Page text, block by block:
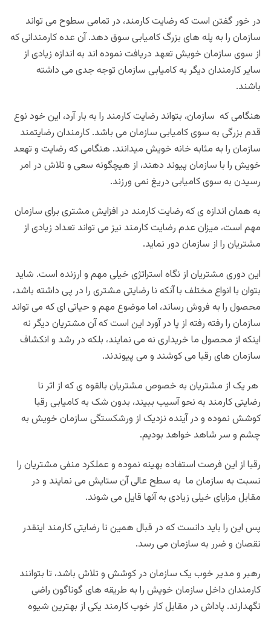
در خور گفتن است که رضایت کارمند، در تمامی سطوح می تواند
سازمان را به پله های بزرگ کامیابی سوق دهد. آن عده کارمندانی که
از سوی سازمان خویش تعهد دریافت نموده اند به اندازه زیادی از
سایر کارمندان دیگر به کامیابی سازمان توجه جدی می داشته
باشند.
هنگامی که سازمان، بتواند رضایت کارمند را به بار آرد، این خود نوع
قدم بزرگی به سوی کامیابی سازمان می باشد. کارمندان رضایتمند
سازمان را به مثابه خانه خویش میدانند. هنگامی که رضایت و تهعد
خویش را با سازمان پیوند دهند، از هیچگونه سعی و تلاش در امر
رسیدن به سوی کامیابی دریغ نمی ورزند.
به همان اندازه ی که رضایت کارمند در افزایش مشتری برای سازمان
مهم است، میزان عدم رضایت کارمند نیز می تواند تعداد زیادی از
مشتریان را از سازمان دور نماید.
این دوری مشتریان از نگاه استراتژی خیلی مهم و ارزنده است. شاید
بتوان با انواع مختلف با آنکه نا رضایتی مشتری را در پی داشته باشد،
محصول را به فروش رساند، اما موضوع مهم و حیاتی ای که می تواند
سازمان را رفته رفته از پا در آورد این است که آن مشتریان دیگر نه
اینکه از محصول ما خریداری نه می نمایند، بلکه در رشد و انکشاف
سازمان های رقبا می کوشند و می پیوندند.
هر یک از مشتریان به خصوص مشتریان بالقوه ی که از اثر نا
رضایتی کارمند به نحو آسیب ببیند، بدون شک به کامیابی رقبا
کوشش نموده و در آینده نزدیک از ورشکستگی سازمان خویش به
چشم و سر شاهد خواهد بودیم.
رقبا از این فرصت استفاده بهینه نموده و عملکرد منفی مشتریان را
نسبت به سازمان ما به سطح عالی آن ستایش می نمایند و در
مقابل مزایای خیلی زیادی به آنها قایل می شوند.
پس این را باید دانست که در قبال همین نا رضایتی کارمند اینقدر
نقصان و ضرر به سازمان می رسد.
رهبر و مدیر خوب یک سازمان در کوشش و تلاش باشد، تا بتوانند
کارمندان داخل سازمان خویش را به طریقه های گوناگون راضی
نگهدارند. پاداش در مقابل کار خوب کارمند یکی از بهترین شیوه